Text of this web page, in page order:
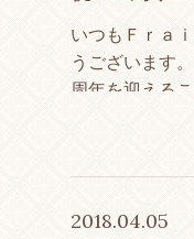
いつもＦｒａ
うございます
周年を迎える
行き届かない
が、１人１人
気持ちを忘れ
2018.04.05